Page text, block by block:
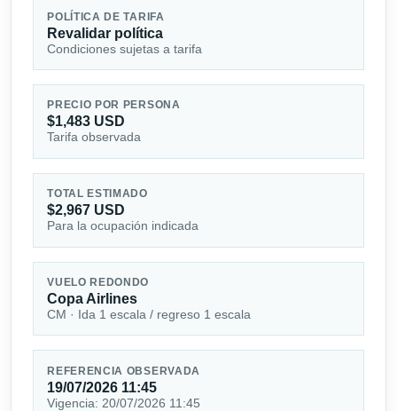
POLÍTICA DE TARIFA
Revalidar política
Condiciones sujetas a tarifa
PRECIO POR PERSONA
$1,483 USD
Tarifa observada
TOTAL ESTIMADO
$2,967 USD
Para la ocupación indicada
VUELO REDONDO
Copa Airlines
CM · Ida 1 escala / regreso 1 escala
REFERENCIA OBSERVADA
19/07/2026 11:45
Vigencia: 20/07/2026 11:45